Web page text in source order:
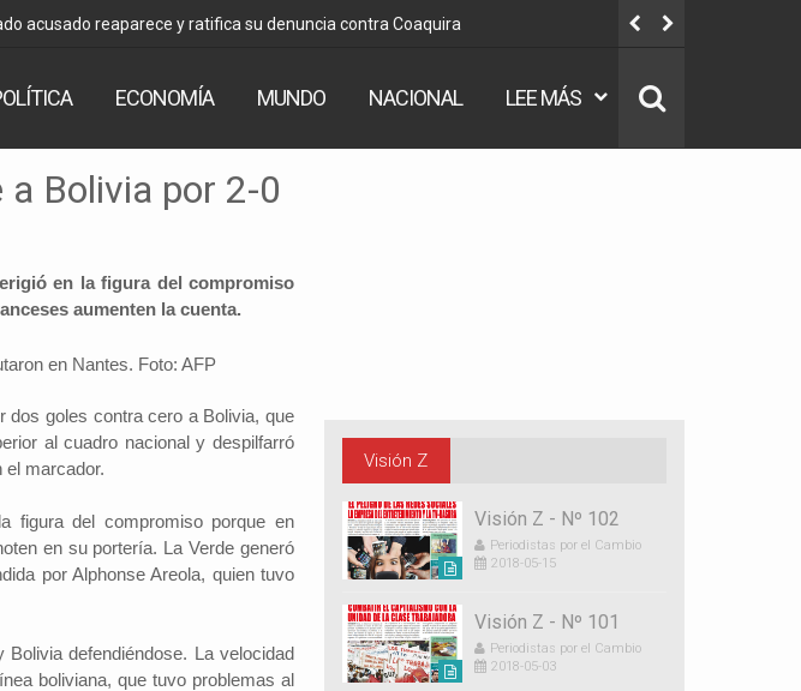
acusado reaparece y ratifica su denuncia contra Coaquira
ECONOMÍA MUNDO NACIONAL LEE MÁS
a Bolivia por 2-0
en la figura del compromiso
aumenten la cuenta.
dos goles contra cero a Bolivia, que
al cuadro nacional y despilfarró
el marcador.
figura del compromiso porque en
en su portería. La Verde generó
por Alphonse Areola, quien tuvo
defendiéndose. La velocidad
boliviana, que tuvo problemas al
Visión Z
Visión Z - Nº 102
Periodistas por el Cambio
2018-05-15
Visión Z - Nº 101
Periodistas por el Cambio
2018-05-03